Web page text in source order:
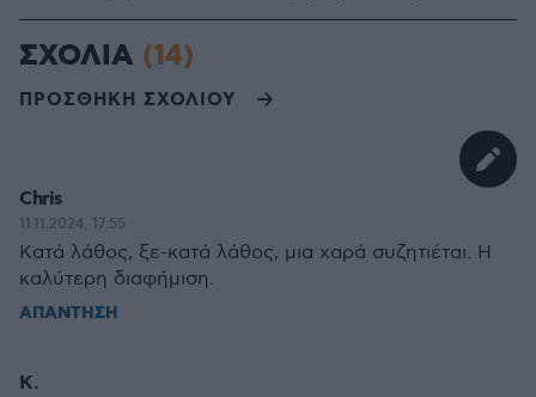
ΣΧΟΛΙΑ (14)
ΠΡΟΣΘΗΚΗ ΣΧΟΛΙΟΥ
Chris
11.11.2024, 17:55
Κατά λάθος, ξε-κατά λάθος, μια χαρά συζητιέται. Η
καλύτερη διαφήμιση.
ΑΠΑΝΤΗΣΗ
Κ.